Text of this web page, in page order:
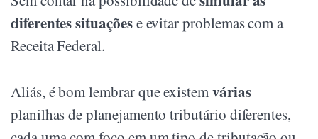
diferentes situaçõese evitar problemas com a
Receita Federal.
Aliás, é bom lembrar que existemvárias
planilhas de planejamento tributário diferentes,